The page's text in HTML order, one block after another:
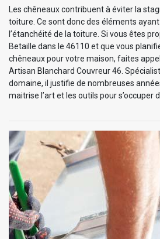
Les chêneaux contribuent à éviter la
toiture. Ce sont donc des éléments
l’étanchéité de la toiture. Si vous êtes
Betaille dans le 46110 et que vous
chêneaux pour votre maison, faites
Artisan Blanchard Couvreur 46.
domaine, il justifie de nombreuses
maitrise l’art et les outils pour s’occuper